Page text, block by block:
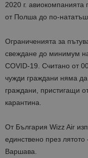
2020 г. авиокомпанията
от Полша до по-
Ограниченията за
свеждане до минимум
COVID-19. Считано от
чужди граждани няма
граждани, пристигащи
карантина.
От България Wizz Air
единствено през
Варшава.